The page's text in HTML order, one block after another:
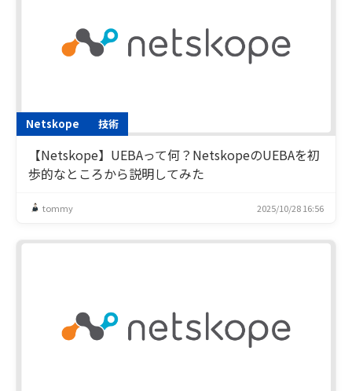
Netskope 技術
【Netskope】UEBAって何？NetskopeのUEBAを初
歩的なところから説明してみた
tommy 2025/10/28 16:56